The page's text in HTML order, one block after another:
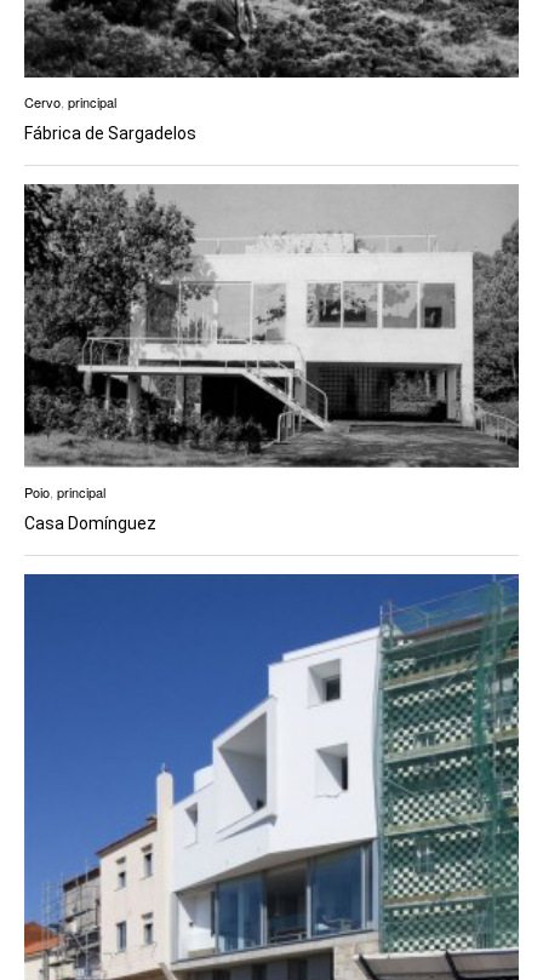
Cervo principal
Fábrica de Sargadelos
Poio principal
Casa Domínguez